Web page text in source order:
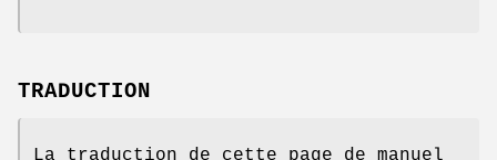
TRADUCTION
La traduction de cette page de manuel